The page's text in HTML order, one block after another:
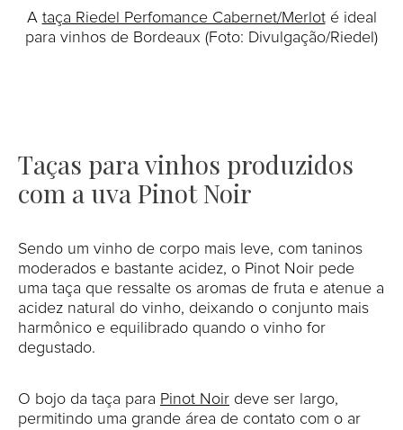
A taça Riedel Perfomance Cabernet/Merloté ideal
para vinhos de Bordeaux (Foto: Divulgação/Riedel)
Taças para vinhos produzidos
com a uva Pinot Noir
Sendo um vinho de corpo mais leve, com taninos
moderados e bastante acidez, o Pinot Noir pede
uma taça que ressalte os aromas de fruta e atenue a
acidez natural do vinho, deixando o conjunto mais
harmônico e equilibrado quando o vinho for
degustado.
O bojo da taça para Pinot Noir deve ser largo,
permitindo uma grande área de contato com o ar